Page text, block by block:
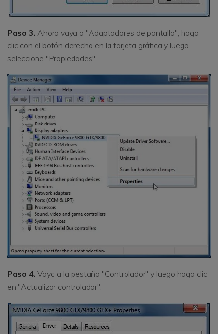
Paso 3. Ahora vaya a "Adaptadores de pantalla", haga
clic con el botón derecho en la tarjeta gráfica y luego
seleccione "Propiedades".
Paso 4. Vaya a la pestaña "Controlador" y luego haga clic
en "Actualizar controlador".